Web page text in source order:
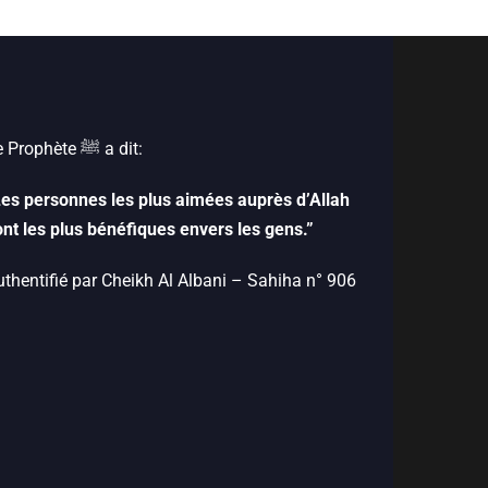
Le Prophète ﷺ‎ a dit:
personnes les plus aimées auprès d’Allah
les plus bénéfiques envers les gens.”
par Cheikh Al Albani – Sahiha n° 906